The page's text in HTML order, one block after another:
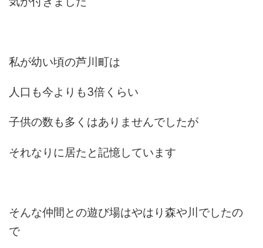
私が幼い頃の芦川町は
人口も今よりも3倍くらい
子供の数も多くはありませんでしたが
それなりに居たと記憶しています
そんな仲間との遊び場はやはり森や川でしたの
で